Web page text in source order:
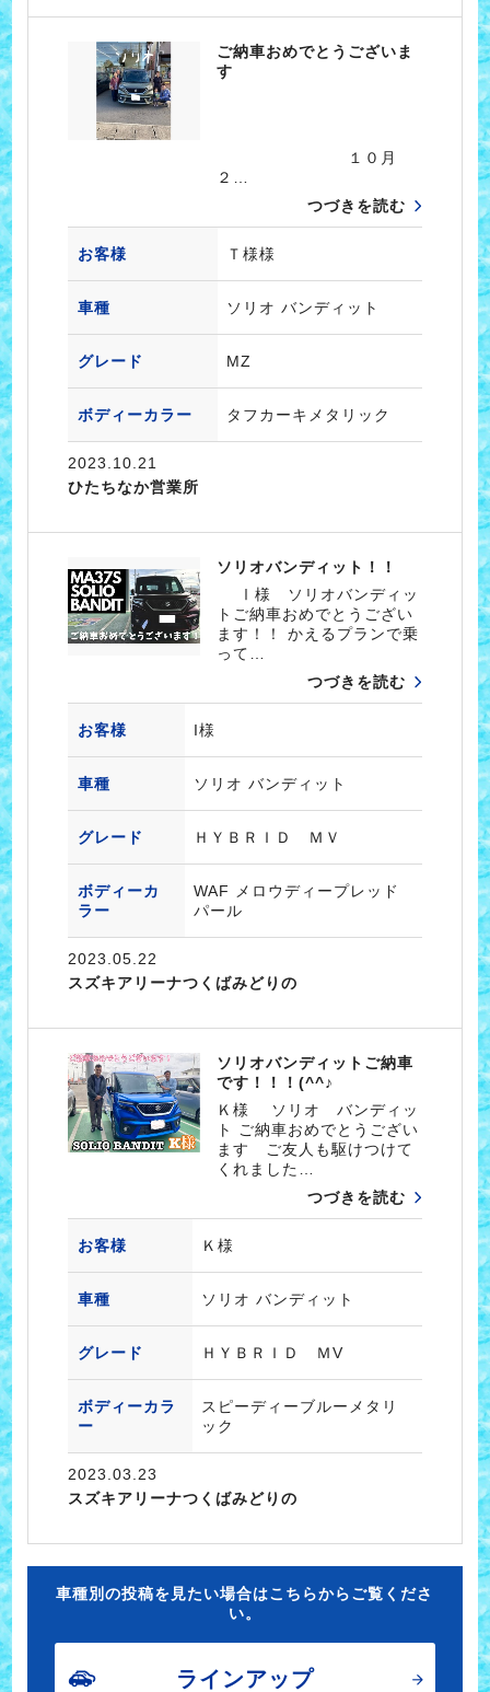
ご納車おめでとうございま
す
１０月
２…
つづきを読む
お客様 Ｔ様様
車種 ソリオ バンディット
グレード MZ
ボディーカラー タフカーキメタリック
2023.10.21
ひたちなか営業所
ソリオバンディット！！
Ⅰ様 ソリオバンディッ
トご納車おめでとうござい
ます！！ かえるプランで乗
って…
つづきを読む
お客様 I様
車種 ソリオ バンディット
グレード ＨＹＢＲＩＤ ＭＶ
ボディーカ
ラー
WAF メロウディープレッド
パール
2023.05.22
スズキアリーナつくばみどりの
ソリオバンディットご納車
です！！！(^^♪
Ｋ様 ソリオ バンディッ
ト ご納車おめでとうござい
ます ご友人も駆けつけて
くれました…
つづきを読む
お客様 Ｋ様
車種 ソリオ バンディット
グレード ＨＹＢＲＩＤ ＭV
ボディーカラ
ー
スピーディーブルーメタリ
ック
2023.03.23
スズキアリーナつくばみどりの
車種別の投稿を見たい場合はこちらからご覧くださ
い。
ラインアップ